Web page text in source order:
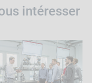
intéresser